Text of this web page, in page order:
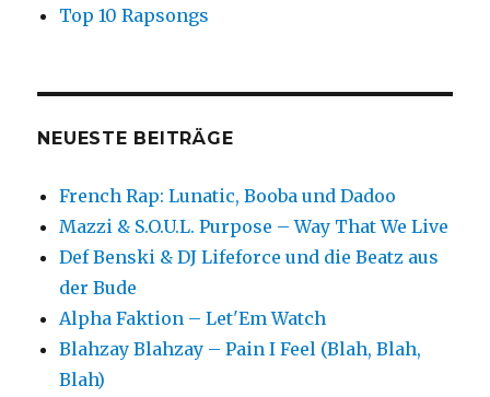
Top 10 Rapsongs
NEUESTE BEITRÄGE
French Rap: Lunatic, Booba und Dadoo
Mazzi & S.O.U.L. Purpose – Way That We Live
Def Benski & DJ Lifeforce und die Beatz aus
der Bude
Alpha Faktion – Let'Em Watch
Blahzay Blahzay – Pain I Feel (Blah, Blah,
Blah)